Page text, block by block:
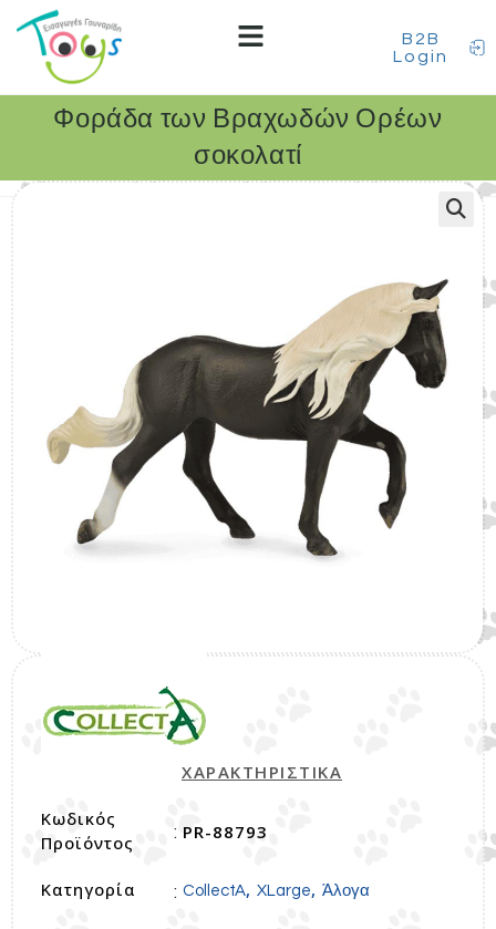
B2B
Login
Φοράδα των Βραχωδών Ορέων
σοκολατί
ΧΑΡΑΚΤΗΡΙΣΤΙΚΑ
Κωδικός
Προϊόντος
: PR-88793
Κατηγορία : CollectA, XLarge, Άλογα